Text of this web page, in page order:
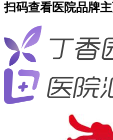
扫码查看医院品牌